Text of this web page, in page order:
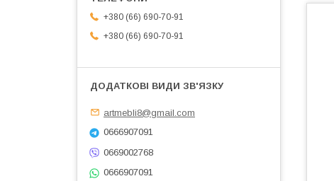
+380 (66) 690-70-91
+380 (66) 690-70-91
artmebli8@gmail.com
0666907091
0669002768
0666907091